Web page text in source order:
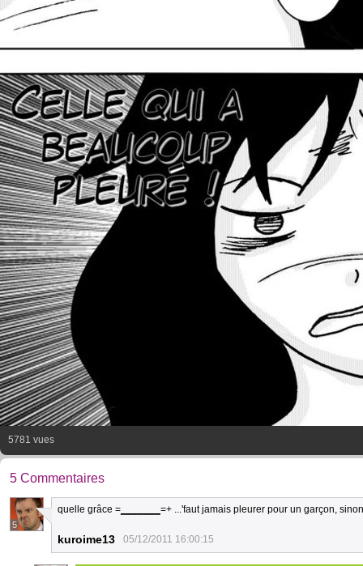
5781 vues
5 Commentaires
5
quelle grâce = =+ ...'faut jamais pleurer pour un garçon,
kuroime13 05/12/2011 16:00:15